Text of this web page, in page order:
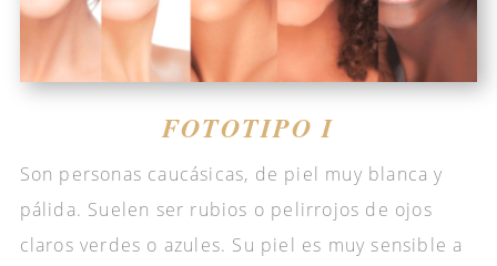
FOTOTIPO I
Son personas caucásicas, de piel muy blanca y
pálida. Suelen ser rubios o pelirrojos de ojos
claros verdes o azules. Su piel es muy sensible a